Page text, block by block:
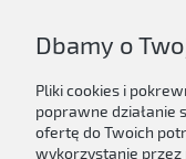
Dbamy o
Pliki cookies i
poprawne działanie
ofertę do Twoich
wykorzystanie przez